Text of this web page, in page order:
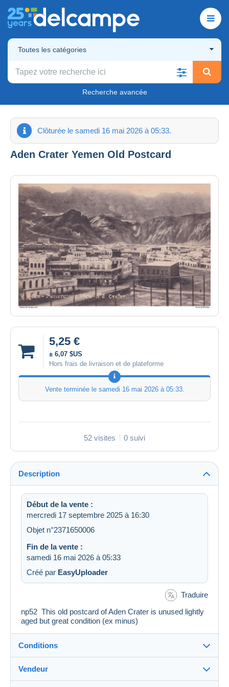
Toutes les catégories
Recherche avancée
Clôturée le samedi 16 mai 2026 à 05:33.
Aden Crater Yemen Old Postcard
5,25 €
± 6,07 $US
Hors frais de livraison et de plateforme
Vente terminée le samedi 16 mai 2026 à 05:33.
52 visites 0 suivi
Description
Début de la vente :
mercredi 17 septembre 2025 à 16:30
Objet n°2371650006
Fin de la vente :
samedi 16 mai 2026 à 05:33
Créé par EasyUploader
Traduire
np52 This old postcard of Aden Crater is unused lightly
aged but great condition (ex minus)
Conditions
Destination :
Vendeur